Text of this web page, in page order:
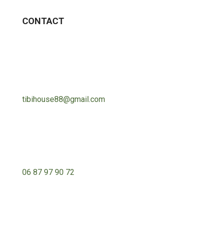
CONTACT
tibihouse88@gmail.com
06 87 97 90 72